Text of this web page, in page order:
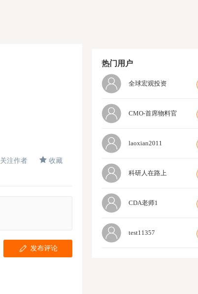
关注作者 收藏
发布评论
热门用户
全球宏观投资
CMO-首席物料官
laoxian2011
科研人在路上
CDA老师1
test11357